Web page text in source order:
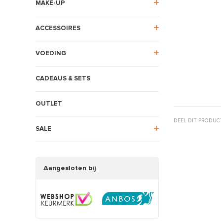
MAKE-UP
ACCESSOIRES
VOEDING
CADEAUS & SETS
OUTLET
SALE
Aangesloten bij
DEEL DIT